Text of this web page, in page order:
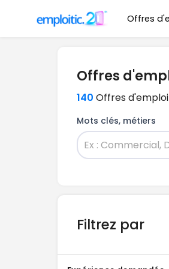
Offres
Offres
140 Offres
Mots clés, métiers
Filtrez par